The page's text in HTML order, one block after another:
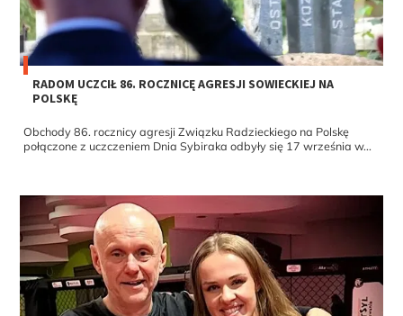
RADOM UCZCIŁ 86. ROCZNICĘ AGRESJI SOWIECKIEJ NA
POLSKĘ
Obchody 86. rocznicy agresji Związku Radzieckiego na Polskę
połączone z uczczeniem Dnia Sybiraka odbyły się 17 września w...